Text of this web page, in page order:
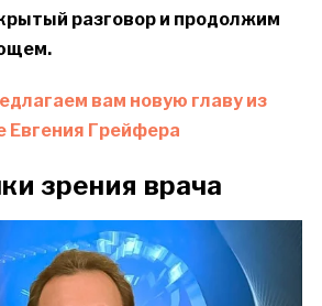
разговор и продолжим
вам новую главу из
Евгения Грейфера
зрения врача